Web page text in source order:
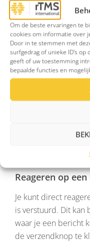
Om de beste ervaringen te
cookies om informatie over
Door in te stemmen met
surfgedrag of unieke ID's op
geeft of uw toestemming
bepaalde functies en
Bericht openen
Wanneer het bericht
heb je dit
‘Bekijk en
wachtwoord in. Zo
Bericht openen
Wanneer het
ontvang je een
klikken op ‘Bekijk
Reageren op
Je kunt direct
is verstuurd. Dit kan
waar je een bericht
de verzendknop te